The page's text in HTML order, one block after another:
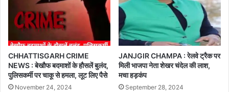
CHHATTISGARH CRIME
NEWS : बेखौफ बदमाशों के हौसलें बुलंद,
पुलिसकर्मी पर चाकू से हमला, लूट लिए पैसे
November 24, 2024
JANJGIR CHAMPA : रेलवे ट्रैक पर
मिली भाजपा नेता शेखर चंदेल की लाश,
मचा हड़कंप
September 28, 2024